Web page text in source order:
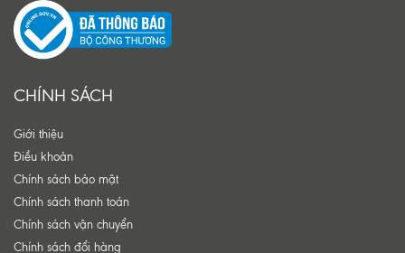
CHÍNH SÁCH
Giới thiệu
Điều khoản
Chính sách bảo mật
Chính sách thanh toán
Chính sách vận chuyển
Chính sách đổi hàng